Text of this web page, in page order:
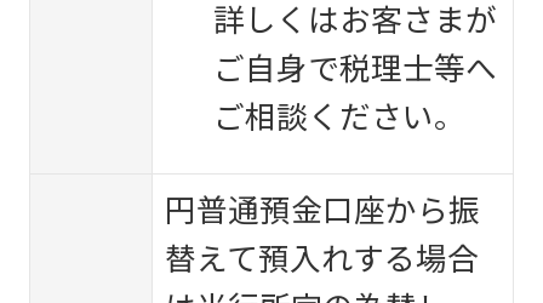
詳しくはお客さまが
ご自身で税理士等へ
ご相談ください。
円普通預金口座から振
替えて預入れする場合